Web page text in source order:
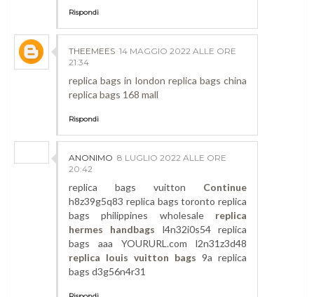
Rispondi
THEEMEES 14 MAGGIO 2022 ALLE ORE
21:34
replica bags in london replica bags china
replica bags 168 mall
Rispondi
ANONIMO 8 LUGLIO 2022 ALLE ORE
20:42
replica bags vuitton Continue
h8z39g5q83 replica bags toronto replica
bags philippines wholesale replica
hermes handbags l4n32i0s54 replica
bags aaa YOURURL.com l2n31z3d48
replica louis vuitton bags 9a replica
bags d3g56n4r31